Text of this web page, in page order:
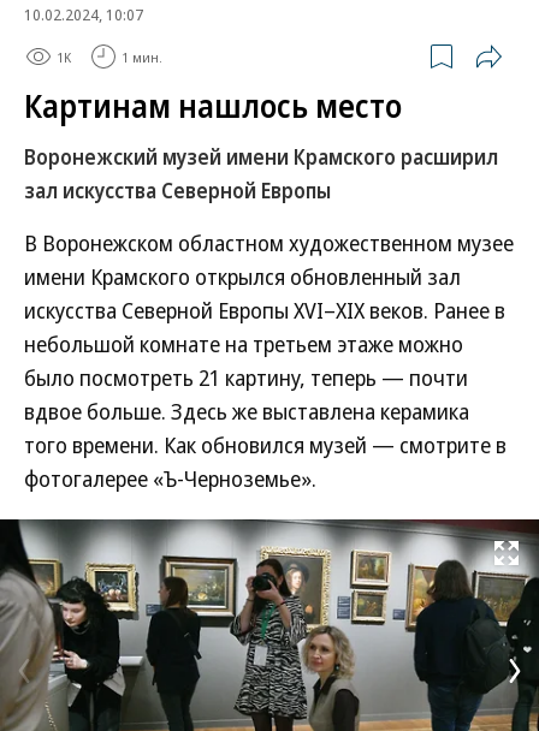
10.02.2024, 10:07
1K 1 мин.
Картинам нашлось место
Воронежский музей имени Крамского расширил
зал искусства Северной Европы
В Воронежском областном художественном музее
имени Крамского открылся обновленный зал
искусства Северной Европы XVI–XIX веков. Ранее в
небольшой комнате на третьем этаже можно
было посмотреть 21 картину, теперь — почти
вдвое больше. Здесь же выставлена керамика
того времени. Как обновился музей — смотрите в
фотогалерее «Ъ-Черноземье».
Развернуть